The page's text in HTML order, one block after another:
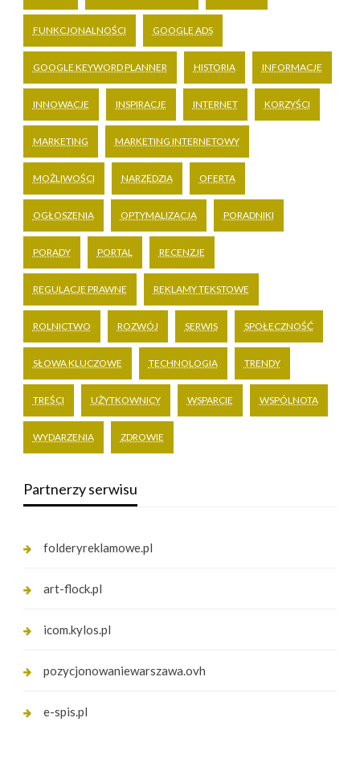
FUNKCJONALNOŚCI GOOGLE ADS
GOOGLE KEYWORD PLANNER HISTORIA INFORMACJE
INNOWACJE INSPIRACJE INTERNET KORZYŚCI
MARKETING MARKETING INTERNETOWY
MOŻLIWOŚCI NARZĘDZIA OFERTA
OGŁOSZENIA OPTYMALIZACJA PORADNIKI
PORADY PORTAL RECENZJE
REGULACJE PRAWNE REKLAMY TEKSTOWE
ROLNICTWO ROZWÓJ SERWIS SPOŁECZNOŚĆ
SŁOWA KLUCZOWE TECHNOLOGIA TRENDY
TREŚCI UŻYTKOWNICY WSPARCIE WSPÓLNOTA
WYDARZENIA ZDROWIE
Partnerzy serwisu
folderyreklamowe.pl
art-flock.pl
icom.kylos.pl
pozycjonowaniewarszawa.ovh
e-spis.pl